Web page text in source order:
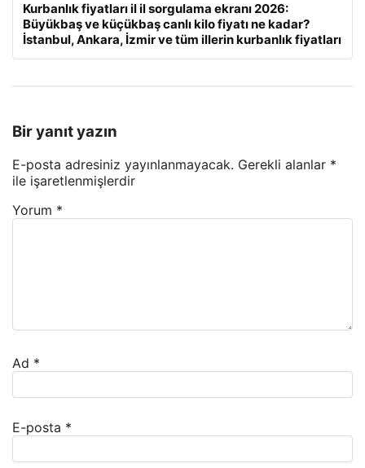
Kurbanlık fiyatları il il sorgulama ekranı 2026:
Büyükbaş ve küçükbaş canlı kilo fiyatı ne kadar?
İstanbul, Ankara, İzmir ve tüm illerin kurbanlık fiyatları
Bir yanıt yazın
E-posta adresiniz yayınlanmayacak. Gerekli alanlar *
ile işaretlenmişlerdir
Yorum *
Ad *
E-posta *